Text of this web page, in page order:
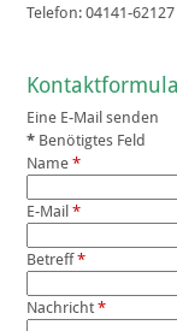
Telefon: 04141-62127
Eine E-Mail senden
* Benötigtes Feld
Name *
E-Mail *
Betreff*
Nachricht *